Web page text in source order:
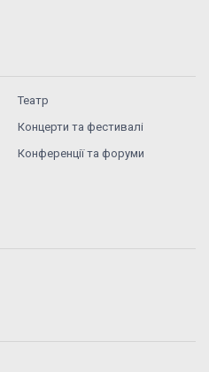
Театр
Концерти та фестивалі
Конференції та форуми